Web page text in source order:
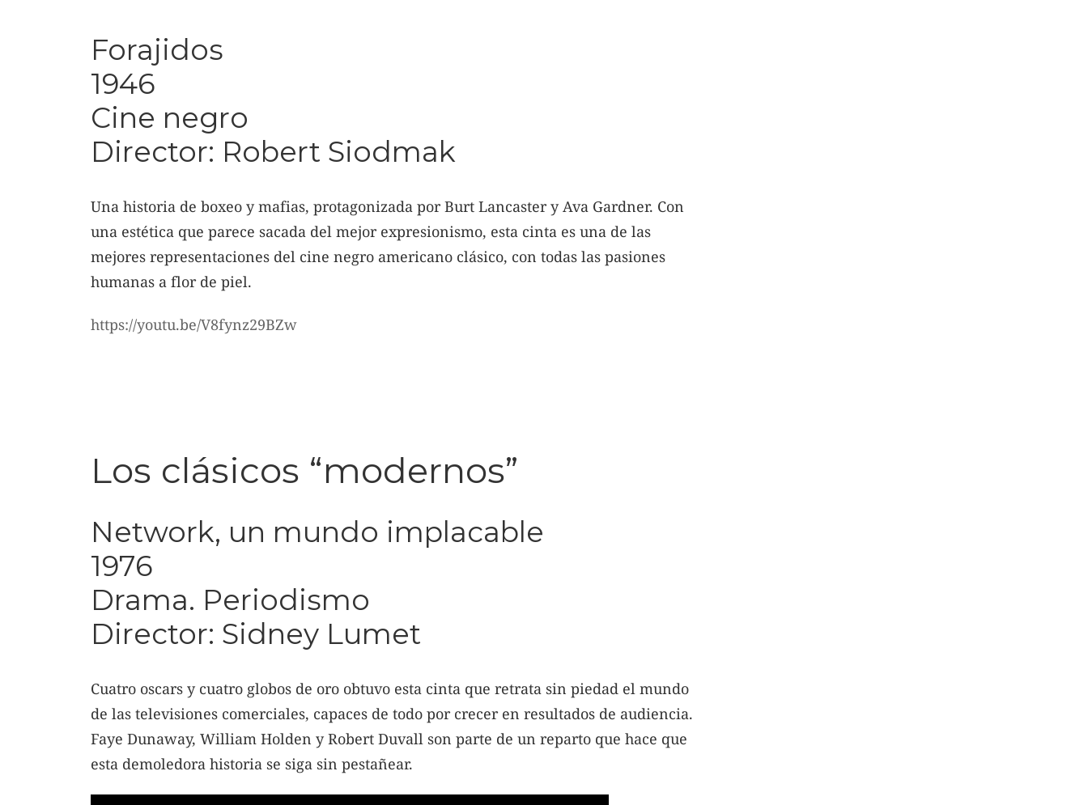
Forajidos
1946
Cine negro
Director: Robert Siodmak
Una historia de boxeo y mafias, protagonizada por Burt Lancaster y Ava Gardner. Con
una estética que parece sacada del mejor expresionismo, esta cinta es una de las
mejores representaciones del cine negro americano clásico, con todas las pasiones
humanas a flor de piel.
https://youtu.be/V8fynz29BZw
Los clásicos “modernos”
Network, un mundo implacable
1976
Drama. Periodismo
Director: Sidney Lumet
Cuatro oscars y cuatro globos de oro obtuvo esta cinta que retrata sin piedad el mundo
de las televisiones comerciales, capaces de todo por crecer en resultados de audiencia.
Faye Dunaway, William Holden y Robert Duvall son parte de un reparto que hace que
esta demoledora historia se siga sin pestañear.